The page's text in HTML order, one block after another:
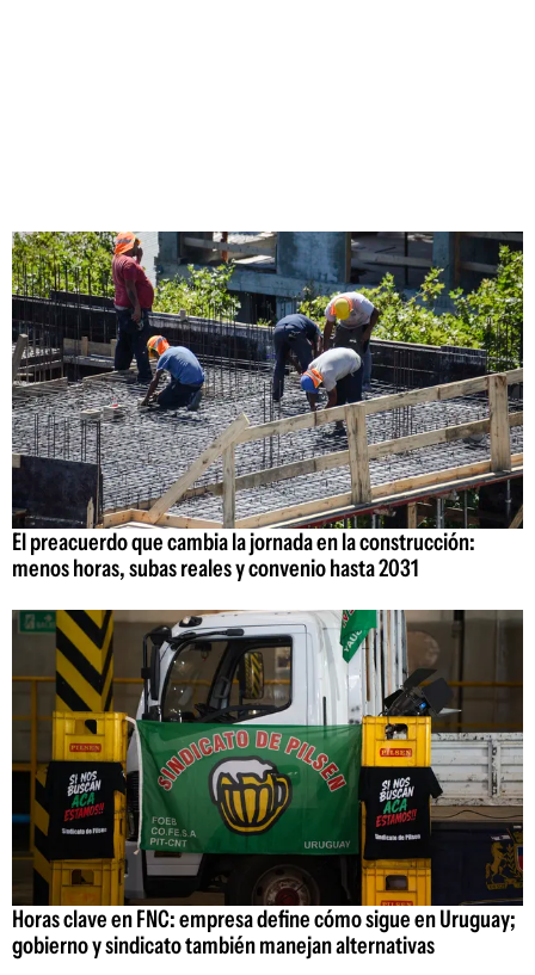
El preacuerdo que cambia la jornada en la construcción:
menos horas, subas reales y convenio hasta 2031
Horas clave en FNC: empresa define cómo sigue en Uruguay;
gobierno y sindicato también manejan alternativas